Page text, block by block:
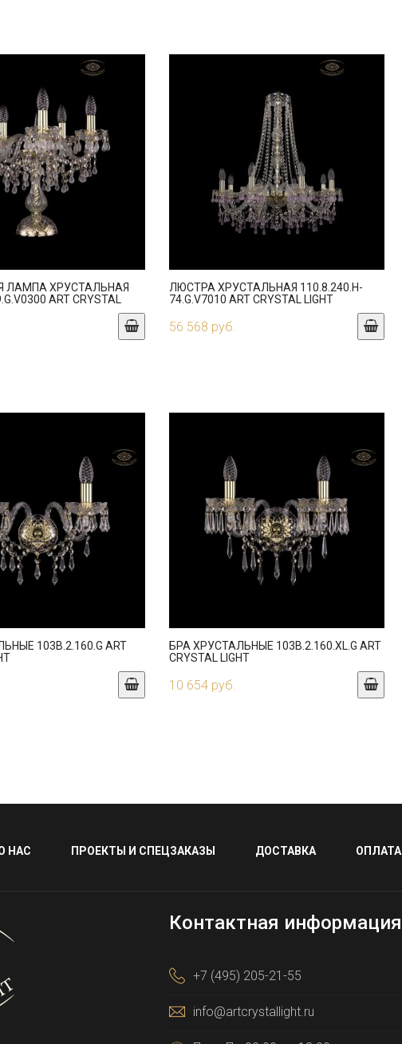
ЛАМПА ХРУСТАЛЬНАЯ
ART CRYSTAL
ЛЮСТРА ХРУСТАЛЬНАЯ 110.8.240.H-
74.G.V7010 ART CRYSTAL LIGHT
56 568 руб.
103B.2.160.G ART
БРА ХРУСТАЛЬНЫЕ 103B.2.160.XL.G ART
CRYSTAL LIGHT
10 654 руб.
НАС ПРОЕКТЫ И СПЕЦЗАКАЗЫ ДОСТАВКА ОПЛАТА
Контактная информация
+7 (495) 205-21-55
info@artcrystallight.ru